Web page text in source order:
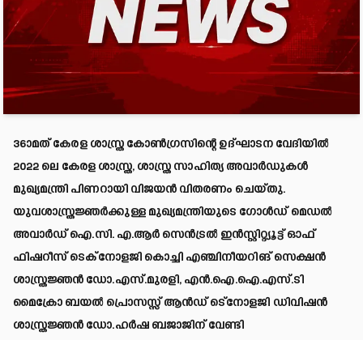
36ാമത് കേരള ശാസ്ത്ര കോണ്‍ഗ്രസിന്റെ ഉദ്ഘാടന വേദിയില്‍
2022 ലെ കേരള ശാസ്ത്ര, ശാസ്ത്ര സാഹിത്യ അവാര്‍ഡുകള്‍
മുഖ്യമന്ത്രി പിണറായി വിജയന്‍ വിതരണം ചെയ്തു.
യുവശാസ്ത്രജ്ഞര്‍ക്കുള്ള മുഖ്യമന്ത്രിയുടെ ഗോള്‍ഡ് മെഡല്‍
അവാര്‍ഡ് ഐ.സി. എ.ആര്‍ സെന്‍ട്രല്‍ ഇന്‍സ്റ്റിറ്റ്യൂട്ട് ഓഫ്
ഫിഷറീസ് ടെക്‌നോളജി കൊച്ചി എഞ്ചിനീയറിങ് സെക്ഷന്‍
ശാസ്ത്രജ്ഞന്‍ ഡോ.എസ്.മുരളി, എന്‍.ഐ.ഐ.എസ്.ടി
മൈക്രോ ബയല്‍ പ്രൊസസ്സ് ആന്‍ഡ് ടെ്‌നോളജി ഡിവിഷന്‍
ശാസ്ത്രജ്ഞന്‍ ഡോ.ഹര്‍ഷ ബജാജിന് വേണ്ടി